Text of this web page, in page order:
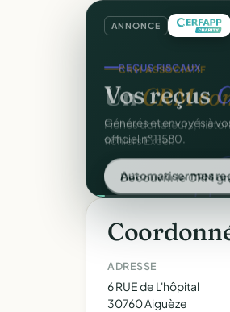
ANNONCE
REÇUS FISCAUX
Vos reçus
Générés et envoyés à
officiel n°11580.
Automatiser mes
ADRESSE
6 RUE de L'hôpital
30760 Aiguèze